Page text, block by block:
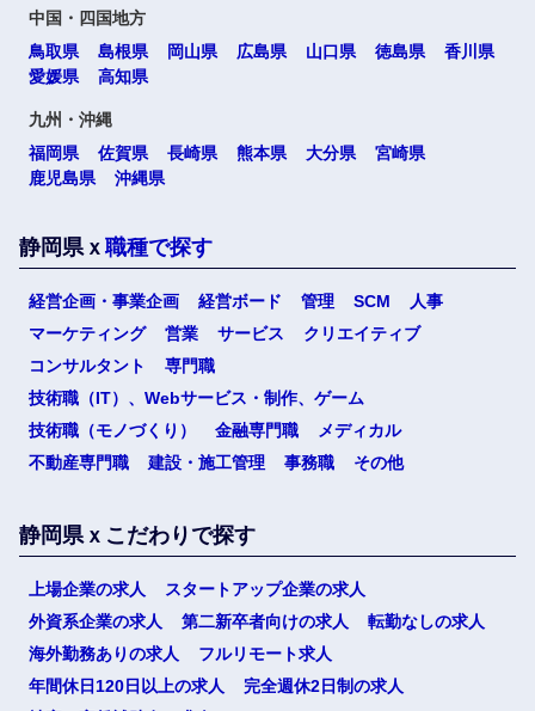
選択する
選択する
選択する
大分県
鹿児島県
海外
選択する
選択する
中国・四国地方
鳥取県
島根県 岡山県 広島県 山口県 徳島県
香川県
愛媛県
高知県
九州・沖縄
福岡県
佐賀県 長崎県 熊本県 大分県
宮崎県
鹿児島県
沖縄県
静岡県ｘ 職種で探す
経営企画・事業企画 経営ボード 管理 SCM
人事
マーケティング
営業 サービス
クリエイティブ
コンサルタント
専門職
技術職（IT）、Webサービス・制作、ゲーム
技術職（モノづくり）
金融専門職
メディカル
不動産専門職
建設・施工管理 事務職 その他
静岡県ｘこだわりで探す
上場企業の求人
スタートアップ企業の求人
外資系企業の求人
第二新卒者向けの求人
転勤なしの求人
海外勤務ありの求人
フルリモート求人
年間休日120日以上の求人
完全週休2日制の求人